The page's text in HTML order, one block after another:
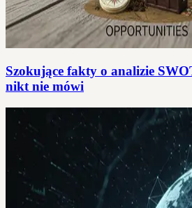
Szokujące fakty o analizie
nikt nie mówi